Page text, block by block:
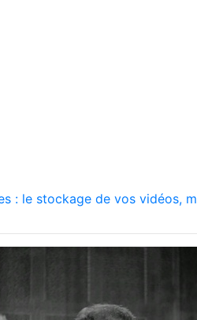
: le stockage de vos vidéos,